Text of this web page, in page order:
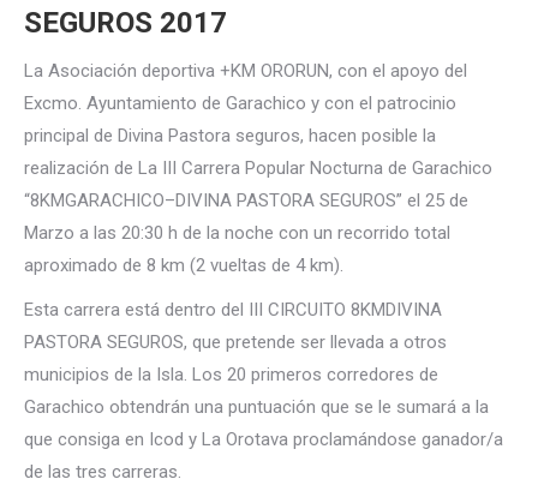
SEGUROS 2017
La Asociación deportiva +KM ORORUN, con el apoyo del
Excmo. Ayuntamiento de Garachico y con el patrocinio
principal de Divina Pastora seguros, hacen posible la
realización de La III Carrera Popular Nocturna de Garachico
“8KMGARACHICO–DIVINA PASTORA SEGUROS” el 25 de
Marzo a las 20:30 h de la noche con un recorrido total
aproximado de 8 km (2 vueltas de 4 km).
Esta carrera está dentro del III CIRCUITO 8KMDIVINA
PASTORA SEGUROS, que pretende ser llevada a otros
municipios de la Isla. Los 20 primeros corredores de
Garachico obtendrán una puntuación que se le sumará a la
que consiga en Icod y La Orotava proclamándose ganador/a
de las tres carreras.